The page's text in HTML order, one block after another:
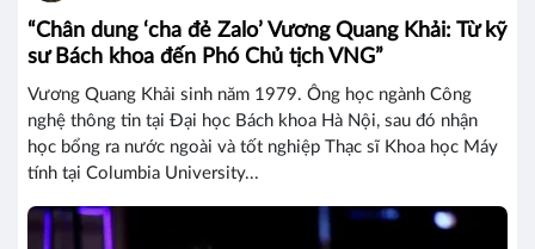
“Chân dung ‘cha đẻ Zalo’ Vương Quang Khải: Từ kỹ
sư Bách khoa đến Phó Chủ tịch VNG”
Vương Quang Khải sinh năm 1979. Ông học ngành Công
nghệ thông tin tại Đại học Bách khoa Hà Nội, sau đó nhận
học bổng ra nước ngoài và tốt nghiệp Thạc sĩ Khoa học Máy
tính tại Columbia University...